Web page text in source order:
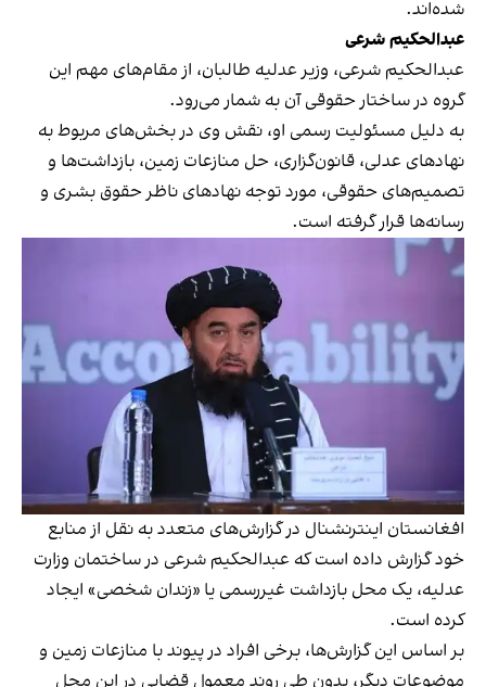
شده‌اند.
عبدالحکیم شرعی
عبدالحکیم شرعی، وزیر عدلیه طالبان، از مقام‌های مهم این
گروه در ساختار حقوقی آن به شمار می‌رود.
به دلیل مسئولیت رسمی او، نقش وی در بخش‌های مربوط به
نهادهای عدلی، قانون‌گزاری، حل منازعات زمین، بازداشت‌ها و
تصمیم‌های حقوقی، مورد توجه نهادهای ناظر حقوق بشری و
رسانه‌ها قرار گرفته است.
افغانستان اینترنشنال در گزارش‌های متعدد به نقل از منابع
خود گزارش داده است که عبدالحکیم شرعی در ساختمان وزارت
عدلیه، یک محل بازداشت غیررسمی یا «زندان شخصی» ایجاد
کرده است.
بر اساس این گزارش‌ها، برخی افراد در پیوند با منازعات زمین و
موضوعات دیگر، بدون طی روند معمول قضایی در این محل